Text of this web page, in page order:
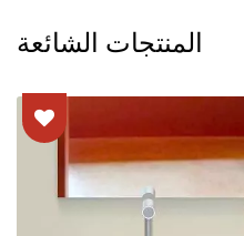
المنتجات الشائعة